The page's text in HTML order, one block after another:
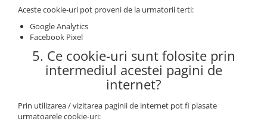
Aceste cookie-uri pot proveni de la urmatorii terti:
Google Analytics
Facebook Pixel
5. Ce cookie-uri sunt folosite prin
intermediul acestei pagini de
internet?
Prin utilizarea / vizitarea paginii de internet pot fi plasate
urmatoarele cookie-uri: